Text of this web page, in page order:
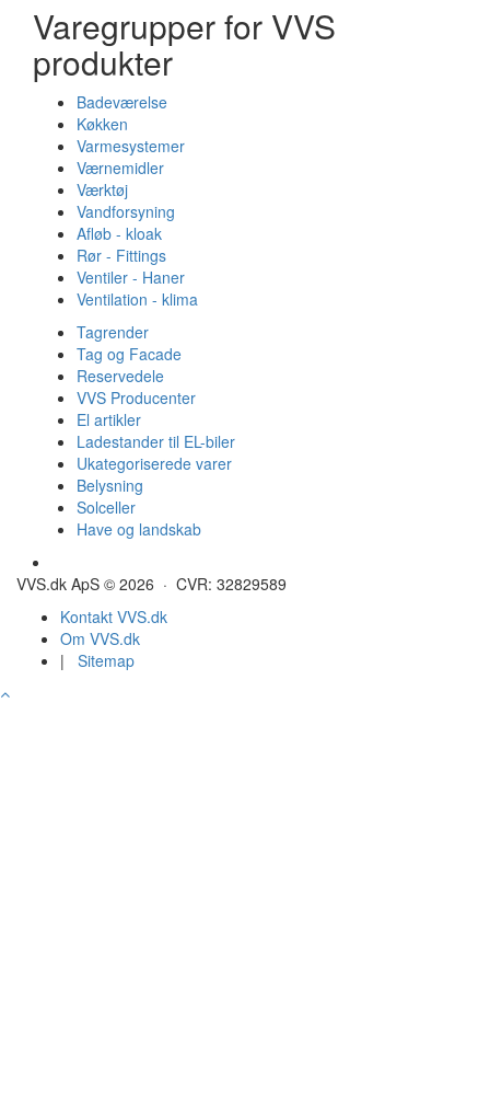
Varegrupper for VVS
produkter
Badeværelse
Køkken
Varmesystemer
Værnemidler
Værktøj
Vandforsyning
Afløb - kloak
Rør - Fittings
Ventiler - Haner
Ventilation - klima
Tagrender
Tag og Facade
Reservedele
VVS Producenter
El artikler
Ladestander til EL-biler
Ukategoriserede varer
Belysning
Solceller
Have og landskab
VVS.dk ApS © 2026 · CVR: 32829589
Kontakt VVS.dk
Om VVS.dk
| Sitemap